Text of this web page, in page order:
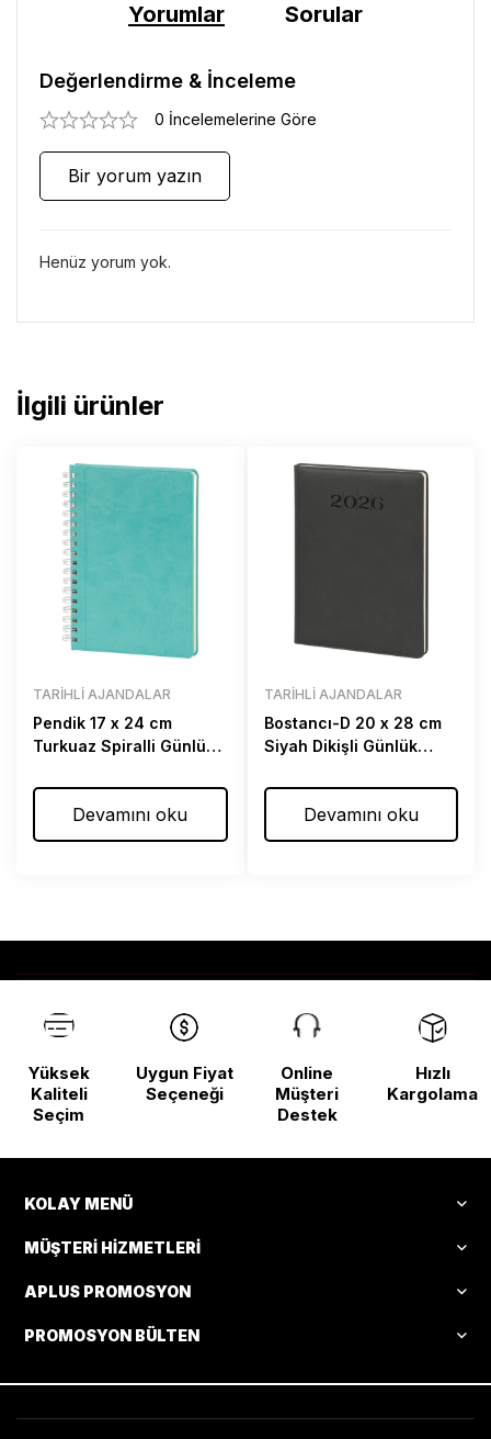
Yorumlar Sorular
Değerlendirme & İnceleme
0 İncelemelerine Göre
Bir yorum yazın
Henüz yorum yok.
İlgili ürünler
TARIHLI AJANDALAR
Pendik 17 x 24 cm
Turkuaz Spiralli Günlük
Devamını oku
TARIHLI AJANDALAR
Bostancı-D 20 x 28 cm
Siyah Dikişli Günlük
Devamını oku
Yüksek
Kaliteli
Seçim
Uygun Fiyat
Seçeneği
Online
Müşteri
Destek
Hızlı
Kargolama
KOLAY MENÜ
MÜŞTERI HIZMETLERI
APLUS PROMOSYON
PROMOSYON BÜLTEN